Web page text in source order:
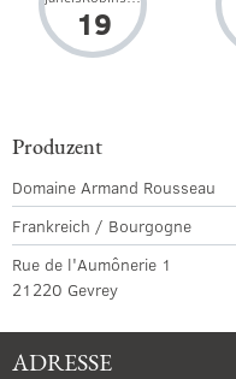
19
Produzent
Domaine Armand Rousseau
Frankreich / Bourgogne
Rue de l'Aumônerie 1
21220 Gevrey
ADRESSE